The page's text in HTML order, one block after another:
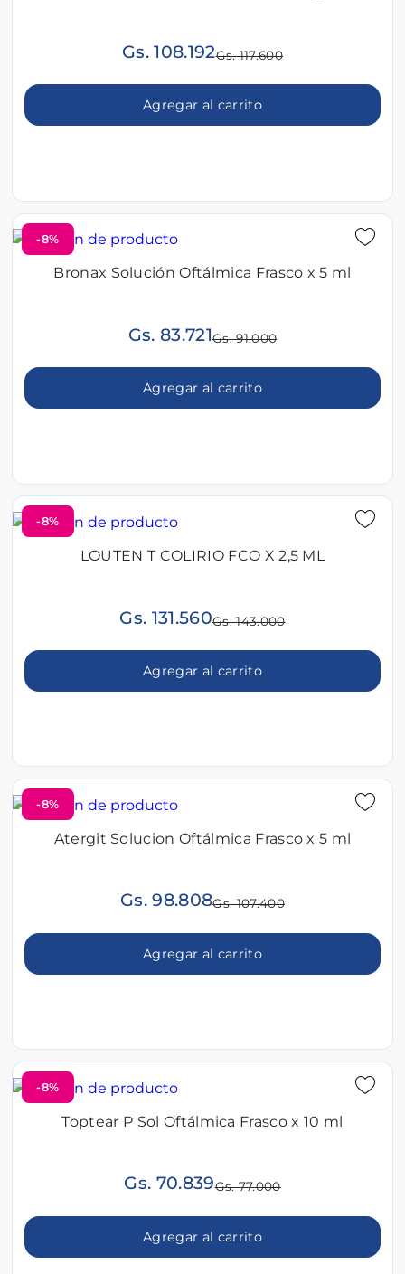
Gs. 108.192Gs. 117.600
Agregar al carrito
-8%
Bronax Solución Oftálmica Frasco x 5 ml
Gs. 83.721Gs. 91.000
Agregar al carrito
-8%
LOUTEN T COLIRIO FCO X 2,5 ML
Gs. 131.560Gs. 143.000
Agregar al carrito
-8%
Atergit Solucion Oftálmica Frasco x 5 ml
Gs. 98.808Gs. 107.400
Agregar al carrito
-8%
Toptear P Sol Oftálmica Frasco x 10 ml
Gs. 70.839Gs. 77.000
Agregar al carrito